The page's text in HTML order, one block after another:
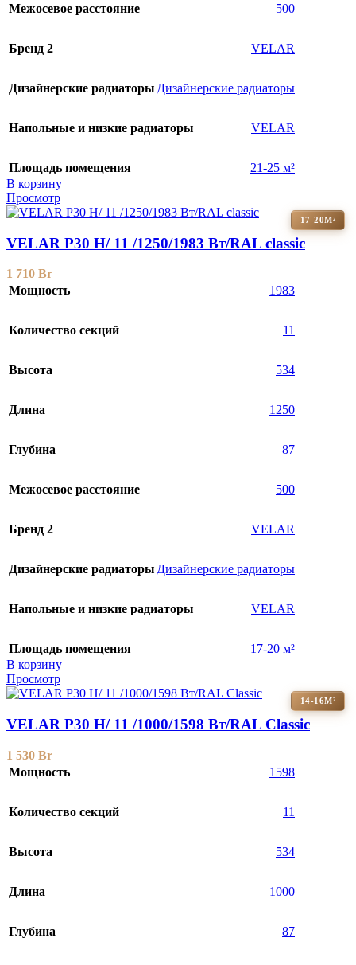
Межосевое расстояние 500
Бренд 2 VELAR
Дизайнерские радиаторы Дизайнерские радиаторы
Напольные и низкие радиаторы VELAR
Площадь помещения
21-25 м²
В корзину
Просмотр
17-20М²
VELAR P30 H/ 11 /1250/1983 Вт/RAL classic
1 710 Br
Мощность
1983
Количество секций 11
Высота 534
Длина 1250
Глубина 87
Межосевое расстояние 500
Бренд 2 VELAR
Дизайнерские радиаторыДизайнерские радиаторы
Напольные и низкие радиаторы VELAR
Площадь помещения
17-20 м²
В корзину
Просмотр
14-16М²
VELAR P30 H/ 11 /1000/1598 Вт/RAL Classic
1 530 Br
Мощность
1598
Количество секций 11
Высота 534
Длина 1000
Глубина 87